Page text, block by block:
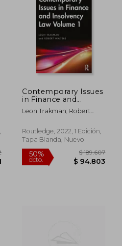
50%
Contemporary Issues
in Finance and
Insolvency law
Volume 1 (en Inglés)
Leon Trakman; Robert
Routledge, 2022, 1 Edición,
Tapa Blanda, Nuevo